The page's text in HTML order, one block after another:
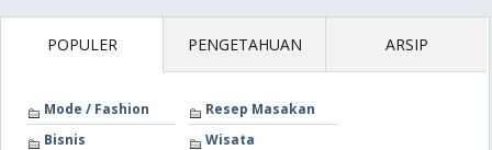
POPULER PENGETAHUAN ARSIP
Mode / Fashion
Resep Masakan
Bisnis
Wisata